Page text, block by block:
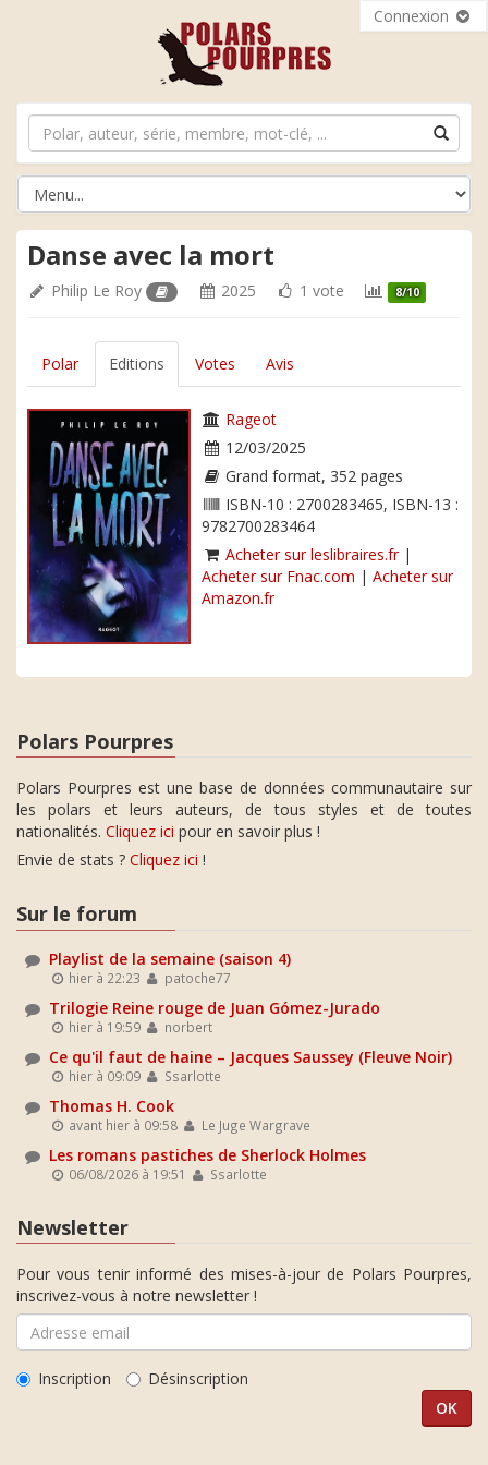
Connexion
Danse avec la mort
Philip Le Roy 2025 1 vote 8/10
Polar Editions Votes Avis
Rageot
12/03/2025
Grand format, 352 pages
ISBN-10 : 2700283465, ISBN-13 :
9782700283464
Acheter sur leslibraires.fr|
Acheter sur Fnac.com | Acheter sur
Amazon.fr
Polars Pourpres
Polars Pourpres est une base de données communautaire sur
les polars et leurs auteurs, de tous styles et de toutes
nationalités. Cliquez ici pour en savoir plus !
Envie de stats ? Cliquez ici !
Sur le forum
Playlist de la semaine (saison 4)
hier à 22:23 patoche77
Trilogie Reine rouge de Juan Gómez-Jurado
hier à 19:59 norbert
Ce qu'il faut de haine – Jacques Saussey (Fleuve Noir)
hier à 09:09 Ssarlotte
Thomas H. Cook
avant hier à 09:58 Le Juge Wargrave
Les romans pastiches de Sherlock Holmes
06/08/2026 à 19:51 Ssarlotte
Newsletter
Pour vous tenir informé des mises-à-jour de Polars Pourpres,
inscrivez-vous à notre newsletter !
Inscription Désinscription